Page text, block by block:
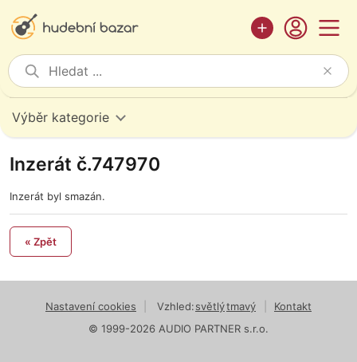
Výběr kategorie
Inzerát č.747970
Inzerát byl smazán.
« Zpět
Nastavení cookies Vzhled:světlýtmavý
Kontakt
© 1999-2026 AUDIO PARTNER s.r.o.